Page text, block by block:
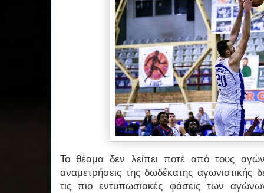
Το θέαμα δεν λείπει ποτέ από τους
αναμετρήσεις της δωδέκατης αγωνιστικής
τις πιο εντυπωσιακές φάσεις των